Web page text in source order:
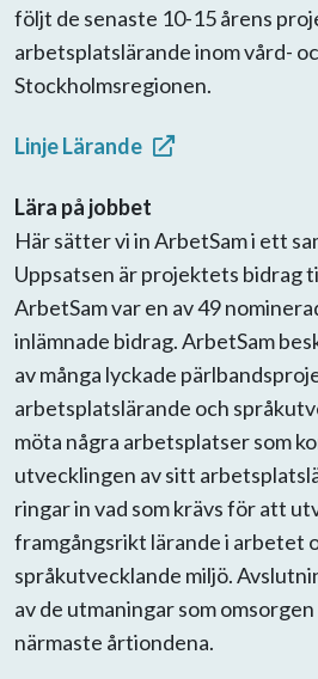
följt de senaste 10-15 årens
arbetsplatslärande inom vård-
Stockholmsregionen.
Linje Lärande
Lära på jobbet
Här sätter vi in ArbetSam i ett
Uppsatsen är projektets bidrag
ArbetSam var en av 49
inlämnade bidrag. ArbetSam
av många lyckade
arbetsplatslärande och
möta några arbetsplatser som
utvecklingen av sitt
ringar in vad som krävs för att
framgångsrikt lärande i arbetet
språkutvecklande miljö.
av de utmaningar som
närmaste årtiondena.